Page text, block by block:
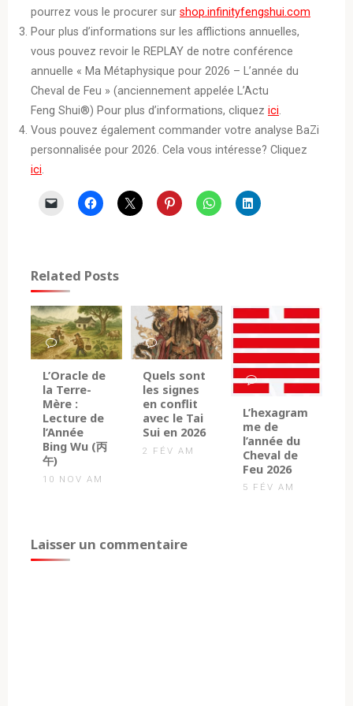
pourrez vous le procurer sur shop.infinityfengshui.com
Pour plus d’informations sur les afflictions annuelles,
vous pouvez revoir le REPLAY de notre conférence
annuelle « Ma Métaphysique pour 2026 – L’année du
Cheval de Feu » (anciennement appelée L’Actu
Feng Shui®) Pour plus d’informations, cliquez ici.
Vous pouvez également commander votre analyse BaZi
personnalisée pour 2026. Cela vous intéresse? Cliquez
ici.
Related Posts
0
L’Oracle de
la Terre-
Mère :
Lecture de
l’Année
Bing Wu (丙
午)
10 NOV AM
0
Quels sont
les signes
en conflit
avec le Tai
Sui en 2026
2 FÉV AM
0
L’hexagram
me de
l’année du
Cheval de
Feu 2026
5 FÉV AM
Laisser un commentaire